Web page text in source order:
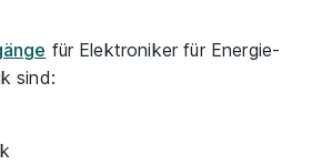
für Elektroniker für Energie-
sind: